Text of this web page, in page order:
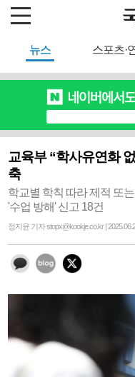
뉴스 스포츠·
교육부 “학사유연화
축
학교별 학칙 따라 제적 또는
'수업 방해' 신고 18건
정지윤 기자 stopx@kookje.co.kr |